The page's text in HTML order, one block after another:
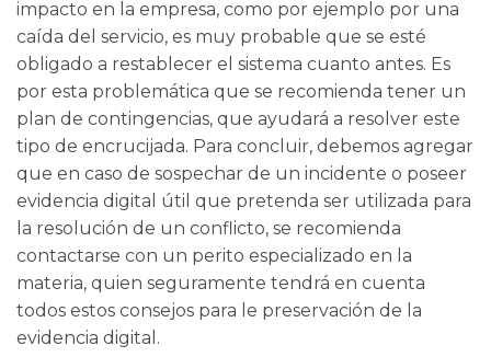
impacto en la empresa, como por ejemplo por una
caída del servicio, es muy probable que se esté
obligado a restablecer el sistema cuanto antes. Es
por esta problemática que se recomienda tener un
plan de contingencias, que ayudará a resolver este
tipo de encrucijada. Para concluir, debemos agregar
que en caso de sospechar de un incidente o poseer
evidencia digital útil que pretenda ser utilizada para
la resolución de un conflicto, se recomienda
contactarse con un perito especializado en la
materia, quien seguramente tendrá en cuenta
todos estos consejos para le preservación de la
evidencia digital.